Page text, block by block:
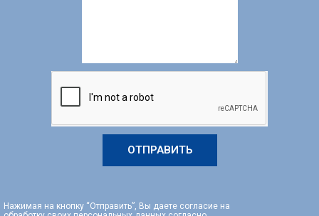
ОТПРАВИТЬ
Нажимая на кнопку “Отправить”, Вы даете согласие на